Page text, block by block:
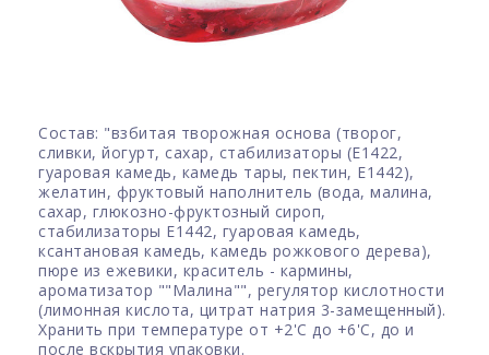
Состав: "взбитая творожная основа (творог,
сливки, йогурт, сахар, стабилизаторы (Е1422,
гуаровая камедь, камедь тары, пектин, Е1442),
желатин, фруктовый наполнитель (вода, малина,
сахар, глюкозно-фруктозный сироп,
стабилизаторы Е1442, гуаровая камедь,
ксантановая камедь, камедь рожкового дерева),
пюре из ежевики, краситель - кармины,
ароматизатор ""Малина"", регулятор кислотности
(лимонная кислота, цитрат натрия 3-замещенный).
Хранить при температуре от +2'C до +6'C, до и
после вскрытия упаковки.